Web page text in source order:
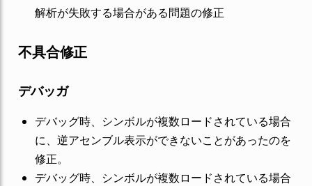
解析が失敗する場合がある問題の修正
不具合修正
デバッガ
デバッグ時、シンボルが複数ロードされている場合
に、逆アセンブル表示ができないことがあったのを
修正。
デバッグ時、シンボルが複数ロードされている場合